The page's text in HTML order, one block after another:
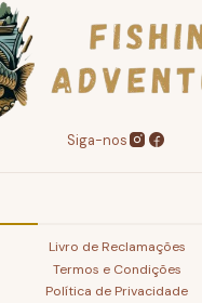
Siga-nos
Livro de Reclamações
Termos e Condições
Política de Privacidade